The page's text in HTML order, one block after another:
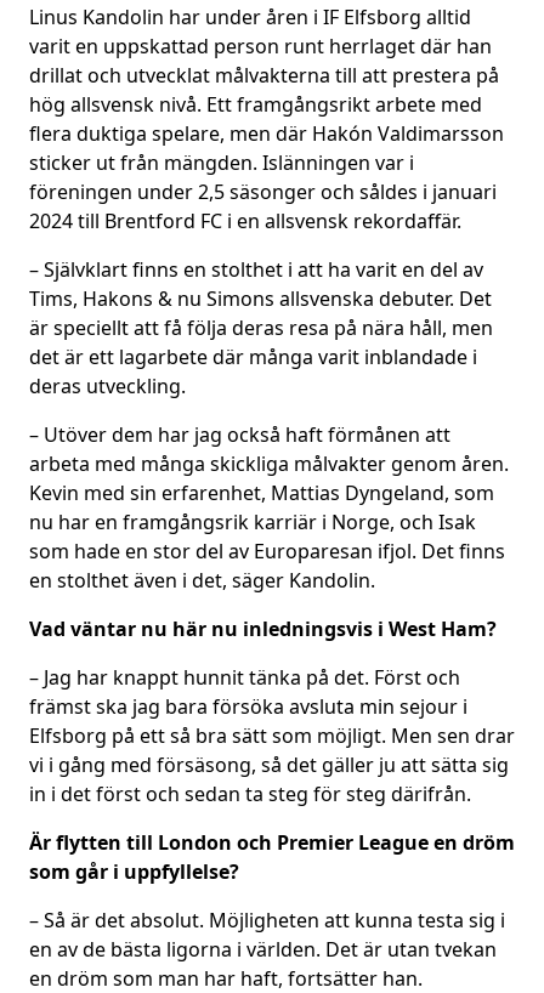
Linus Kandolin har under åren i IF Elfsborg alltid
varit en uppskattad person runt herrlaget där han
drillat och utvecklat målvakterna till att prestera på
hög allsvensk nivå. Ett framgångsrikt arbete med
flera duktiga spelare, men där Hakón Valdimarsson
sticker ut från mängden. Islänningen var i
föreningen under 2,5 säsonger och såldes i januari
2024 till Brentford FC i en allsvensk rekordaffär.
– Självklart finns en stolthet i att ha varit en del av
Tims, Hakons & nu Simons allsvenska debuter. Det
är speciellt att få följa deras resa på nära håll, men
det är ett lagarbete där många varit inblandade i
deras utveckling.
– Utöver dem har jag också haft förmånen att
arbeta med många skickliga målvakter genom åren.
Kevin med sin erfarenhet, Mattias Dyngeland, som
nu har en framgångsrik karriär i Norge, och Isak
som hade en stor del av Europaresan ifjol. Det finns
en stolthet även i det, säger Kandolin.
Vad väntar nu här nu inledningsvis i West Ham?
– Jag har knappt hunnit tänka på det. Först och
främst ska jag bara försöka avsluta min sejour i
Elfsborg på ett så bra sätt som möjligt. Men sen drar
vi i gång med försäsong, så det gäller ju att sätta sig
in i det först och sedan ta steg för steg därifrån.
Är flytten till London och Premier League en dröm
som går i uppfyllelse?
– Så är det absolut. Möjligheten att kunna testa sig i
en av de bästa ligorna i världen. Det är utan tvekan
en dröm som man har haft, fortsätter han.